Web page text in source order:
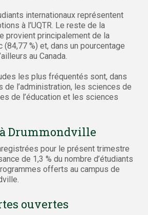
internationaux représentent
à l’UQTR. Le reste de la
provient principalement de la
(84,77 %) et, dans un pourcentage
au Canada.
les plus fréquentés sont, dans
de l’administration, les sciences de
de l’éducation et les sciences
Drummondville
pour le présent trimestre
de 1,3 % du nombre d’étudiants
offerts au campus de
ouvertes